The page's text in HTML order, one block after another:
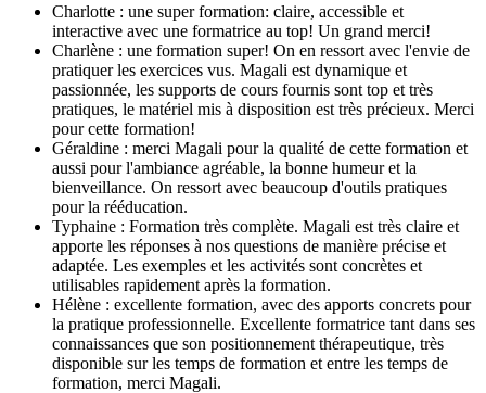
Charlotte : une super formation: claire, accessible et
interactive avec une formatrice au top! Un grand merci!
Charlène : une formation super! On en ressort avec l'envie de
pratiquer les exercices vus. Magali est dynamique et
passionnée, les supports de cours fournis sont top et très
pratiques, le matériel mis à disposition est très précieux. Merci
pour cette formation!
Géraldine : merci Magali pour la qualité de cette formation et
aussi pour l'ambiance agréable, la bonne humeur et la
bienveillance. On ressort avec beaucoup d'outils pratiques
pour la rééducation.
Typhaine : Formation très complète. Magali est très claire et
apporte les réponses à nos questions de manière précise et
adaptée. Les exemples et les activités sont concrètes et
utilisables rapidement après la formation.
Hélène : excellente formation, avec des apports concrets pour
la pratique professionnelle. Excellente formatrice tant dans ses
connaissances que son positionnement thérapeutique, très
disponible sur les temps de formation et entre les temps de
formation, merci Magali.